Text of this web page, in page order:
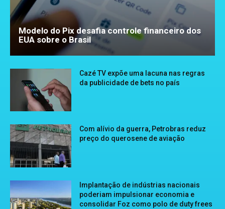
Modelo do Pix desafia controle financeiro dos
EUA sobre o Brasil
Cazé TV expõe uma lacuna nas regras
da publicidade de bets no país
Com alívio da guerra, Petrobras reduz
preço do querosene de aviação
Implantação de indústrias nacionais
poderiam impulsionar economia e
consolidar Foz como polo de duty frees